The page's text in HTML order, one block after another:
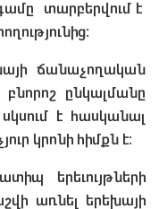
տարբերվում է
ճանաչողական
բնորոշ ընկալմանը
է հասկանալ
կրոնի հիմքն է։
երեւույթների
առնել երեխայի